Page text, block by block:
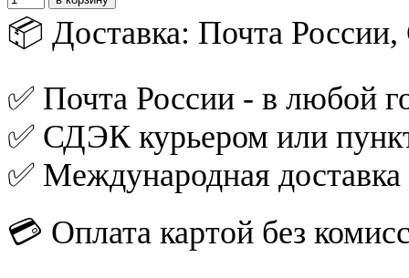
📦 Доставка: Почта
✅ Почта России - в любой
✅ СДЭК курьером или
✅ Международная
💳 Оплата картой без